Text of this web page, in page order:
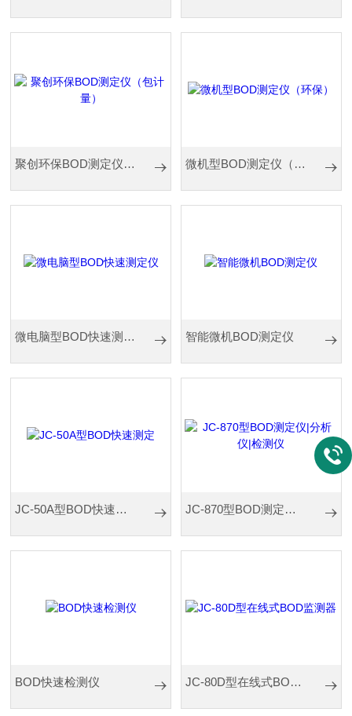
聚创环保BOD测定仪（包计量） 微机型BOD测定仪（环保）
微电脑型BOD快速测定仪 智能微机BOD测定仪
JC-50A型BOD快速测定 JC-870型BOD测定仪|分析仪|检测仪
BOD快速检测仪 JC-80D型在线式BOD监测器